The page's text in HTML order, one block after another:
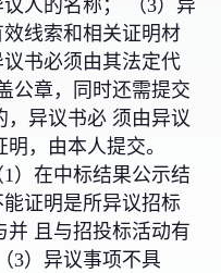
人的名称； （3）异
线索和相关证明材
书必须由其法定代
公章，同时还需提交
异议书必 须由异议
，由本人提交。
）在中标结果公示结
证明是所异议招标
并 且与招投标活动有
3）异议事项不具